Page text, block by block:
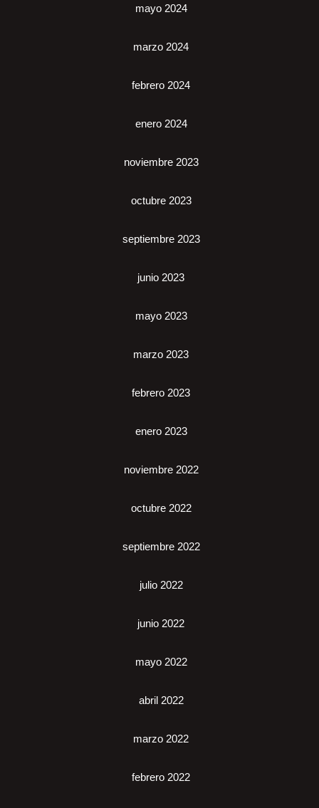
mayo 2024
marzo 2024
febrero 2024
enero 2024
noviembre 2023
octubre 2023
septiembre 2023
junio 2023
mayo 2023
marzo 2023
febrero 2023
enero 2023
noviembre 2022
octubre 2022
septiembre 2022
julio 2022
junio 2022
mayo 2022
abril 2022
marzo 2022
febrero 2022